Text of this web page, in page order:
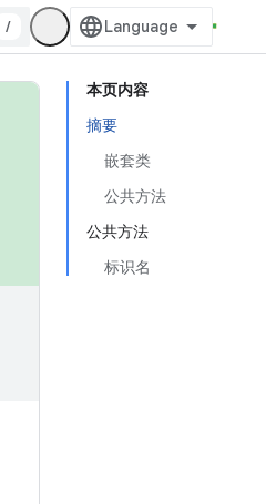
/
本页内容
摘要
嵌套类
公共方法
公共方法
标识名